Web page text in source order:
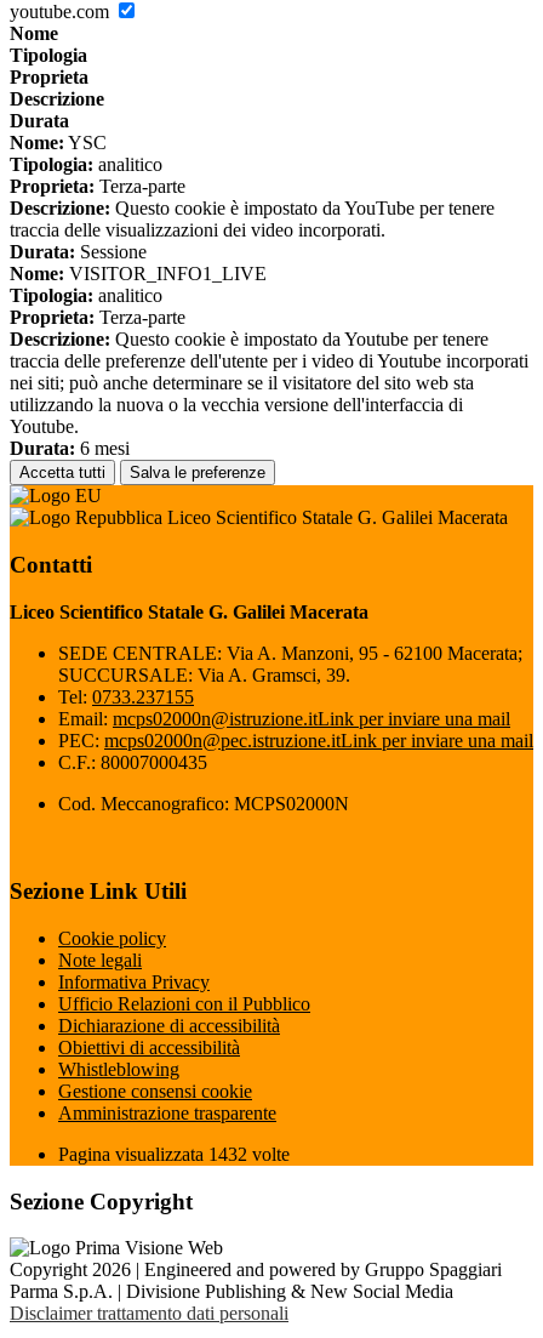
youtube.com
Nome
Tipologia
Proprieta
Descrizione
Durata
Nome: YSC
Tipologia: analitico
Proprieta: Terza-parte
Descrizione: Questo cookie è impostato da YouTube per tenere
traccia delle visualizzazioni dei video incorporati.
Durata: Sessione
Nome: VISITOR_INFO1_LIVE
Tipologia: analitico
Proprieta: Terza-parte
Descrizione: Questo cookie è impostato da Youtube per tenere
traccia delle preferenze dell'utente per i video di Youtube incorporati
nei siti; può anche determinare se il visitatore del sito web sta
utilizzando la nuova o la vecchia versione dell'interfaccia di
Youtube.
Durata: 6 mesi
Accetta tutti Salva le preferenze
Liceo Scientifico Statale G. Galilei Macerata
Contatti
Liceo Scientifico Statale G. Galilei Macerata
SEDE CENTRALE: Via A. Manzoni, 95 - 62100 Macerata;
SUCCURSALE: Via A. Gramsci, 39.
Tel: 0733.237155
Email: mcps02000n@istruzione.itLink per inviare una mail
PEC: mcps02000n@pec.istruzione.itLink per inviare una mail
C.F.: 80007000435
Cod. Meccanografico: MCPS02000N
Sezione Link Utili
Cookie policy
Note legali
Informativa Privacy
Ufficio Relazioni con il Pubblico
Dichiarazione di accessibilità
Obiettivi di accessibilità
Whistleblowing
Gestione consensi cookie
Amministrazione trasparente
Pagina visualizzata 1432 volte
Sezione Copyright
Copyright 2026 | Engineered and powered by Gruppo Spaggiari
Parma S.p.A. | Divisione Publishing & New Social Media
Disclaimer trattamento dati personali